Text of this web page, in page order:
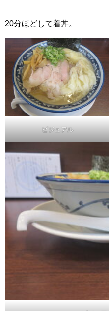
20分ほどして着丼。
ビジュアル